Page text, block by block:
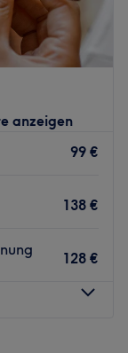
anzeigen
99 €
138 €
128 €